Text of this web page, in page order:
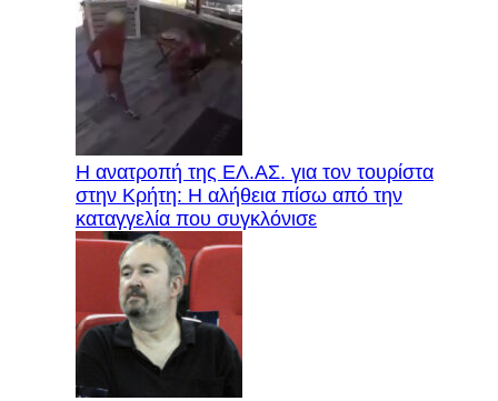
Η ανατροπή της ΕΛ.ΑΣ. για τον τουρίστα
στην Κρήτη: Η αλήθεια πίσω από την
καταγγελία που συγκλόνισε